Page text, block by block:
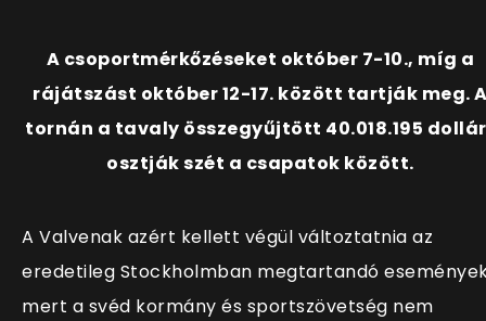
A csoportmérkőzéseket október 7-10., míg a
rájátszást október 12-17. között tartják meg.
tornán a tavaly összegyűjtött 40.018.195
osztják szét a csapatok között.
A Valvenak azért kellett végül változtatnia az
eredetileg Stockholmban megtartandó
mert a svéd kormány és sportszövetség nem